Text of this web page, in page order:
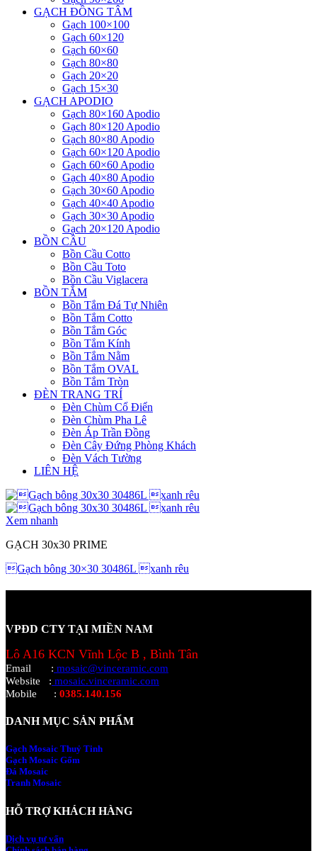
GẠCH ĐỒNG TÂM
Gạch 100×100
Gạch 60×120
Gạch 60×60
Gạch 80×80
Gạch 20×20
Gạch 15×30
GẠCH APODIO
Gạch 80×160 Apodio
Gạch 80×120 Apodio
Gạch 80×80 Apodio
Gạch 60×120 Apodio
Gạch 60×60 Apodio
Gạch 40×80 Apodio
Gạch 30×60 Apodio
Gạch 40×40 Apodio
Gạch 30×30 Apodio
Gạch 20×120 Apodio
BỒN CẦU
Bồn Cầu Cotto
Bồn Cầu Toto
Bồn Cầu Viglacera
BỒN TẮM
Bồn Tắm Đá Tự Nhiên
Bồn Tắm Cotto
Bồn Tắm Góc
Bồn Tắm Kính
Bồn Tắm Nằm
Bồn Tắm OVAL
Bồn Tắm Tròn
ĐÈN TRANG TRÍ
Đèn Chùm Cổ Điển
Đèn Chùm Pha Lê
Đèn Áp Trần Đồng
Đèn Cây Đứng Phòng Khách
Đèn Vách Tường
LIÊN HỆ
Xem nhanh
GẠCH 30x30 PRIME
Gạch bông 30×30 30486L xanh rêu
VPĐD CTY TẠI MIỀN NAM
Lô A16 KCN Vĩnh Lộc B , Bình Tân
Email : mosaic@vinceramic.com
Website
: mosaic.vinceramic.com
Mobile
: 0385.140.156
DANH MỤC SẢN PHẨM
Gạch Mosaic Thuỷ Tinh
Gạch Mosaic Gốm
Đá Mosaic
Tranh Mosaic
HỖ TRỢ KHÁCH HÀNG
Dịch vụ tư vấn